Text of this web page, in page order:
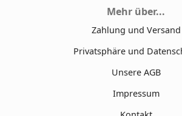
Mehr über...
Zahlung und Versand
Privatsphäre und
Unsere AGB
Impressum